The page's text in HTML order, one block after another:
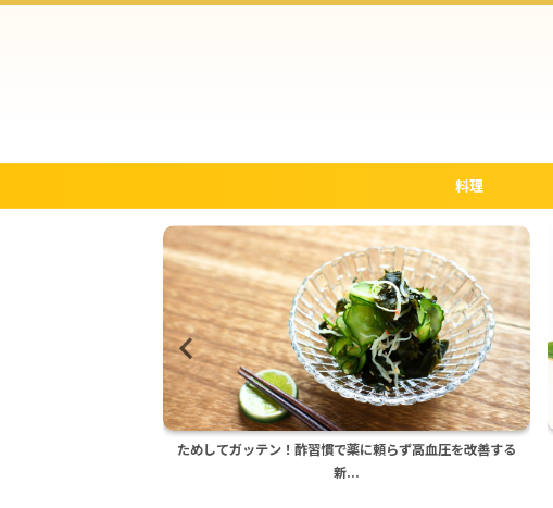
料理
ためしてガッテン流いなりずしの作り方！4時間待つと美
味...